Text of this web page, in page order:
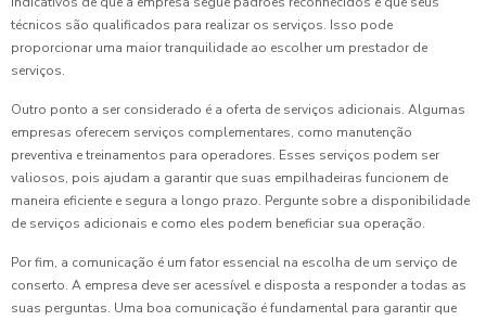
técnicos são qualificados para realizar os serviços. Isso pode
proporcionar uma maior tranquilidade ao escolher um prestador de
serviços.
Outro ponto a ser considerado é a oferta de serviços adicionais. Algumas
empresas oferecem serviços complementares, como manutenção
preventiva e treinamentos para operadores. Esses serviços podem ser
valiosos, pois ajudam a garantir que suas empilhadeiras funcionem de
maneira eficiente e segura a longo prazo. Pergunte sobre a disponibilidade
de serviços adicionais e como eles podem beneficiar sua operação.
Por fim, a comunicação é um fator essencial na escolha de um serviço de
conserto. A empresa deve ser acessível e disposta a responder a todas as
suas perguntas. Uma boa comunicação é fundamental para garantir que